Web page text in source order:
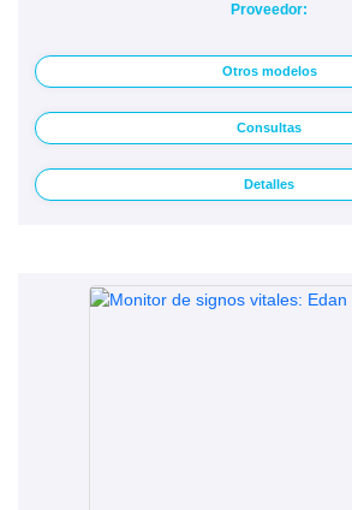
Proveedor:
Otros modelos
Consultas
Detalles